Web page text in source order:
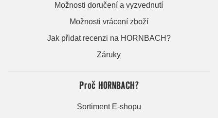
Možnosti doručení a vyzvednutí
Možnosti vrácení zboží
Jak přidat recenzi na HORNBACH?
Záruky
Proč HORNBACH?
Sortiment E-shopu